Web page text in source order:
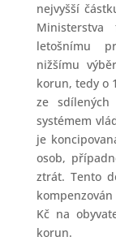
nejvyšší
letošnímu
nižšímu
korun, tedy o
ze
systémem
je
osob,
ztrát. Tento
Kč na
korun.